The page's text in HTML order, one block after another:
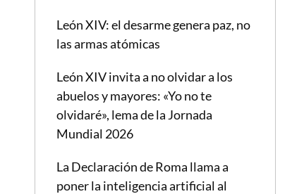
León XIV: el desarme genera paz, no
las armas atómicas
León XIV invita a no olvidar a los
abuelos y mayores: «Yo no te
olvidaré», lema de la Jornada
Mundial 2026
La Declaración de Roma llama a
poner la inteligencia artificial al